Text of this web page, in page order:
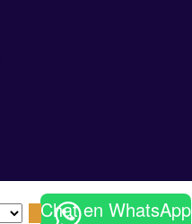
Chat en WhatsApp